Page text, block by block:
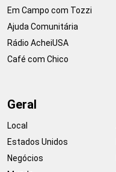
Em Campo com Tozzi
Ajuda Comunitária
Rádio AcheiUSA
Café com Chico
Geral
Local
Estados Unidos
Negócios